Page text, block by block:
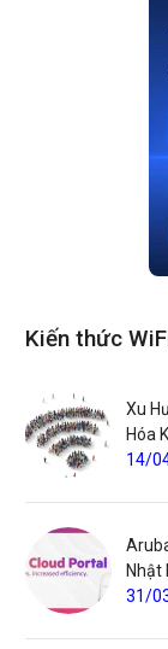
Kiến thức
Xu
Hóa
14/
Nhật
31/